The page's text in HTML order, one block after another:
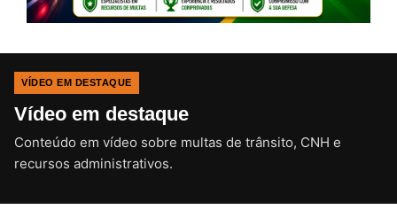
VÍDEO EM DESTAQUE
Vídeo em destaque
Conteúdo em vídeo sobre multas de trânsito, CNH e
recursos administrativos.CLIQUE PARA ATIVAR O SOM